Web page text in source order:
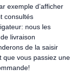
exemple d’afficher
consultés
nous les
livraison
de la saisir
que vous passiez une